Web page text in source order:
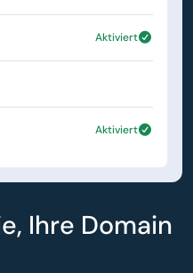
Aktiviert
Aktiviert
Ihre Domain